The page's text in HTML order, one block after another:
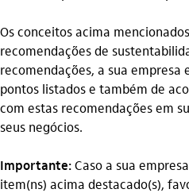
Os conceitos acima
recomendações de
recomendações, a sua
pontos listados e também de
com estas recomendações em
seus negócios.
Importante:Caso a sua
item(ns) acima destacado(s),